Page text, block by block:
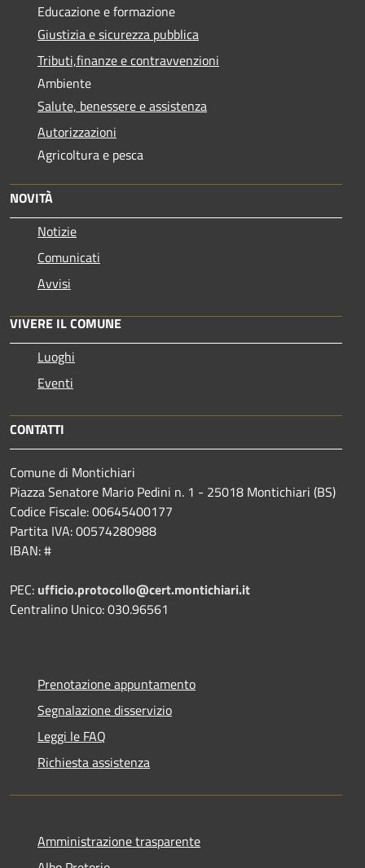
Educazione e formazione
Giustizia e sicurezza pubblica
Tributi,finanze e contravvenzioni
Ambiente
Salute, benessere e assistenza
Autorizzazioni
Agricoltura e pesca
NOVITÀ
Notizie
Comunicati
Avvisi
VIVERE IL COMUNE
Luoghi
Eventi
CONTATTI
Comune di Montichiari
Piazza Senatore Mario Pedini n. 1 - 25018 Montichiari (BS)
Codice Fiscale: 00645400177
Partita IVA: 00574280988
IBAN: #
PEC: ufficio.protocollo@cert.montichiari.it
Centralino Unico: 030.96561
Prenotazione appuntamento
Segnalazione disservizio
Leggi le FAQ
Richiesta assistenza
Amministrazione trasparente